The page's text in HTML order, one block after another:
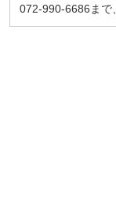
072-990-6686まで